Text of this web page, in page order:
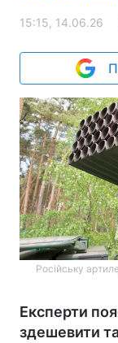
15:15, 14.06.26
Російську
Експерти
здешевити